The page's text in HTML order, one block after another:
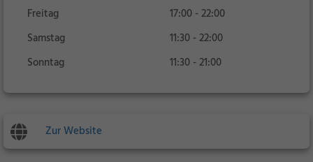
Freitag
17:00 - 22:00
Samstag
11:30 - 22:00
Sonntag
11:30 - 21:00
Zur Website